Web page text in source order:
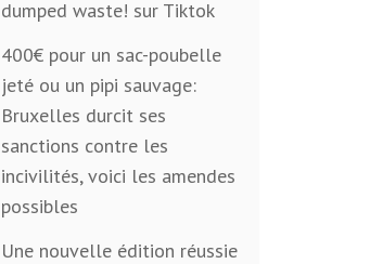
dumped waste! sur Tiktok
400€ pour un sac-poubelle
jeté ou un pipi sauvage:
Bruxelles durcit ses
sanctions contre les
incivilités, voici les amendes
possibles
Une nouvelle édition réussie